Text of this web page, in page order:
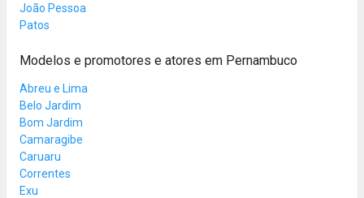
João Pessoa
Patos
Modelos e promotores e atores em Pernambuco
Abreu e Lima
Belo Jardim
Bom Jardim
Camaragibe
Caruaru
Correntes
Exu